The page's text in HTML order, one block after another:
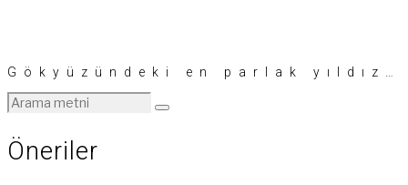
Gökyüzündeki en parlak yıldız…
Öneriler